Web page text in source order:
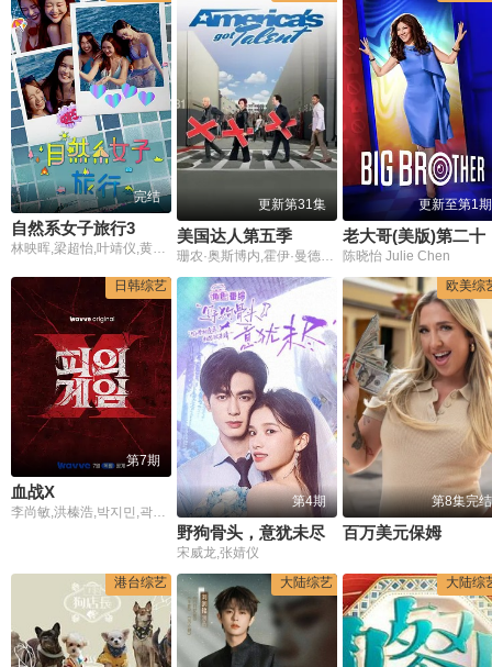
完结
自然系女子旅行3
林映晖,梁超怡,叶靖仪,黄滢仴
更新第31集
美国达人第五季
珊农·奥斯博内,霍伊·曼德尔,皮尔斯·摩根
更新至第1期
陈晓怡 Julie Chen
日韩综艺
第7期
血战X
李尚敏,洪榛浩,박지민,곽범,서출구,하승진
第4期
野狗骨头，意犹未尽
宋威龙,张婧仪
欧美综
第8集完结
百万美元保姆
港台综艺 大陆综艺 大陆综